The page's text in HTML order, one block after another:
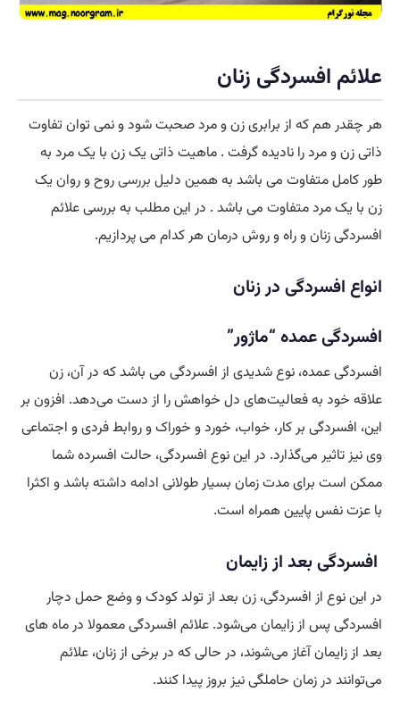
علائم افسردگی زنان
هر چقدر هم که از برابری زن و مرد صحبت شود و نمی توان تفاوت
ذاتی زن و مرد را نادیده گرفت . ماهیت ذاتی یک زن با یک مرد به
طور کامل متفاوت می باشد به همین دلیل بررسیروح و روان یک
زن با یک مرد متفاوت می باشد . در این مطلب به بررسی علائم
افسردگی زنان و راه و روش درمان هر کدام می پردازیم.
انواع افسردگی در زنان
افسردگی عمده “ماژور”
افسردگی عمده، نوع شدیدی از افسردگی می باشد که در آن، زن
علاقه خود به فعالیت‌های دل خواهش را از دست می‌دهد. افزون بر
این، افسردگی بر کار، خواب، خورد و خوراک و روابط فردی و اجتماعی
وی نیز تاثیر می‌گذارد. در این نوع افسردگی، حالت افسرده شما
ممکن است برای مدت زمان بسیار طولانی ادامه داشته باشد و اکثرا
با عزت نفس پایین همراه است.
افسردگی بعد از زایمان
در این نوع از افسردگی، زن بعد از تولد کودک و وضع حمل دچار
افسردگی پس از زایمان می‌شود. علائم افسردگی معمولا در ماه‌ های
بعد از زایمان آغاز می‌شوند، در حالی که در برخی از زنان، علائم
می‌توانند در زمان حاملگی نیز بروز پیدا کنند.